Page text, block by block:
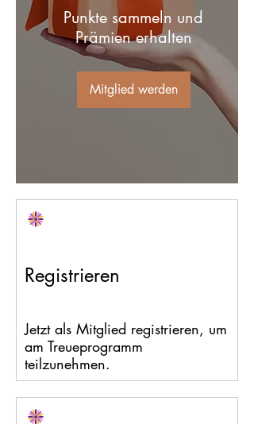
Punkte sammeln und
Prämien erhalten
Mitglied werden
Registrieren
Jetzt als Mitglied registrieren, um
am Treueprogramm
teilzunehmen.